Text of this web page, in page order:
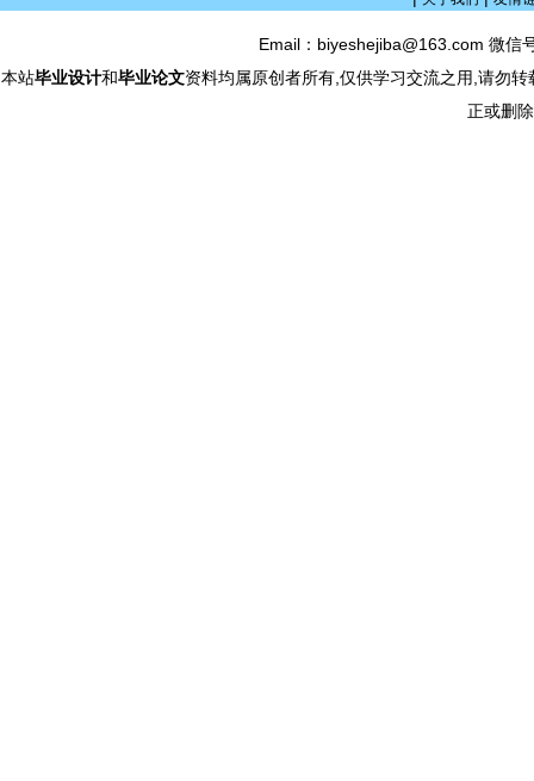
Email：biyeshejiba@163.com 微
本站毕业设计和毕业论文资料均属原创者所有,仅供学习交流之用,请勿
正或删